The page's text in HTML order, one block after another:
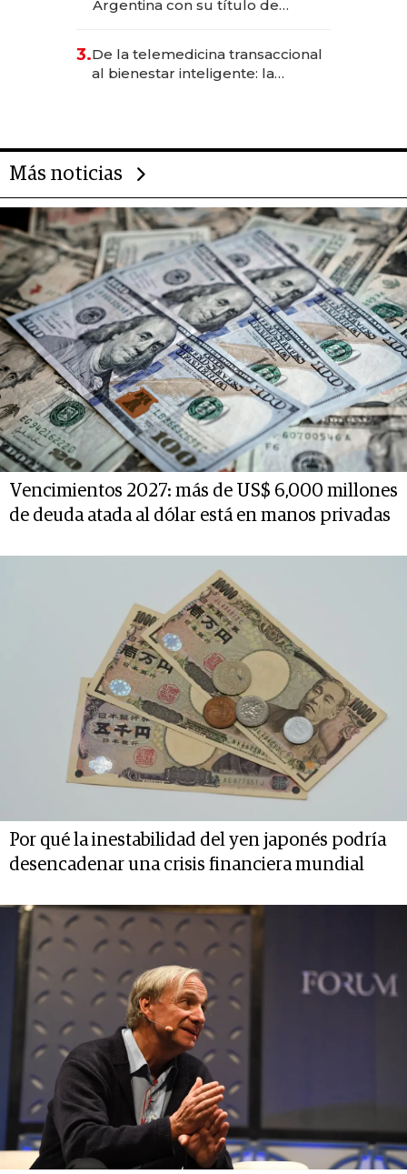
Argentina con su título de
las marcas "fast premium"
3.De la telemedicina transaccional
al bienestar inteligente: la
Más noticias
Vencimientos 2027: más de US$ 6,000 millones
de deuda atada al dólar está en manos privadas
Por qué la inestabilidad del yen japonés podría
desencadenar una crisis financiera mundial